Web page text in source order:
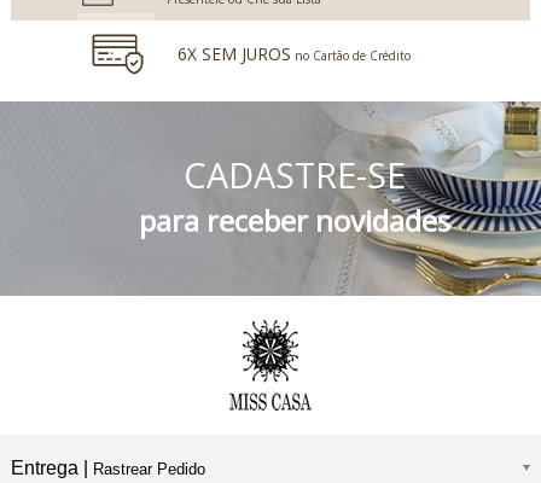
6X SEM JUROS no Cartão de Crédito
no Boleto Bancário e PIX
FRETE GRÁTIS Consulte o Regulamento
CADASTRE-SE
para receber novidades
Entrega | Rastrear Pedido